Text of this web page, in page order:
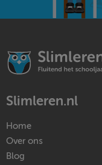
Slimleren.nl
Home
Over ons
Blog